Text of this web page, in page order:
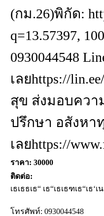
(กม.26)พิกัด:
q=13.57397,
0930044548
เลยhttps://
สุข ส่งมอบควา
ปรึกษา อสังหา
เลยhttps://
ราคา: 30000
ติดต่อ:
เธเธธเธ“ เธ“เธเธฑเธ“เธ‘เน
โทรศัพท์: 0930044548